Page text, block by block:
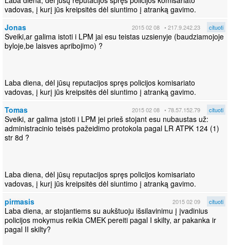
vadovas, į kurį jūs kreipsitės dėl siuntimo į atranką gavimo.
Jonas
2015 02 08 • 217.9.242.23 cituoti
Sveiki,ar galima istoti i LPM jai esu teistas uzsienyje (baudziamojoje
byloje,be laisves apribojimo) ?
Laba diena, dėl jūsų reputacijos spręs policijos komisariato
vadovas, į kurį jūs kreipsitės dėl siuntimo į atranką gavimo.
Tomas
2015 02 08 • 78.57.152.79 cituoti
Sveiki, ar galima įstoti i LPM jei prieš stojant esu nubaustas už:
administracinio teisės pažeidimo protokola pagal LR ATPK 124 (1)
str 8d ?
Laba diena, dėl jūsų reputacijos spręs policijos komisariato
vadovas, į kurį jūs kreipsitės dėl siuntimo į atranką gavimo.
pirmasis
2015 02 09 cituoti
Laba diena, ar stojantiems su aukštuoju išsilavinimu į įvadinius
policijos mokymus reikia CMEK pereiti pagal I skilty, ar pakanka ir
pagal II skilty?